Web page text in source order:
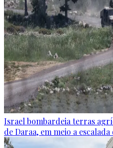
Israel bombardeia terras
de Daraa, em meio a escalada